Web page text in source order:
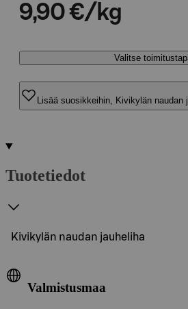
9,90 €/kg
Valitse
Lisää suosikkeihin, Kivikylän naudan
Tuotetiedot
Kivikylän naudan jauheliha
Valmistusmaa